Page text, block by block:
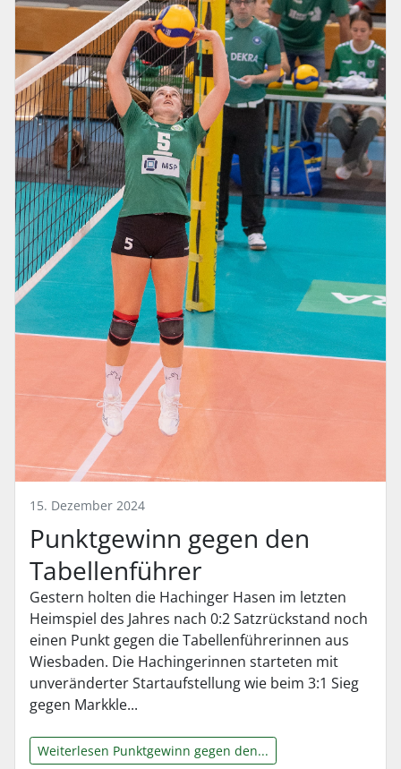
15. Dezember 2024
Punktgewinn gegen den
Tabellenführer
Gestern holten die Hachinger Hasen im letzten
Heimspiel des Jahres nach 0:2 Satzrückstand noch
einen Punkt gegen die Tabellenführerinnen aus
Wiesbaden. Die Hachingerinnen starteten mit
unveränderter Startaufstellung wie beim 3:1 Sieg
gegen Markkle...
Weiterlesen Punktgewinn gegen den...